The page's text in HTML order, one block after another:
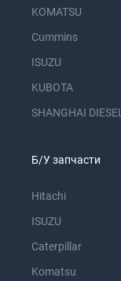
KOMATSU
Cummins
ISUZU
KUBOTA
SHANGHAI DIESEL
Б/У запчасти
Hitachi
ISUZU
Caterpillar
Komatsu